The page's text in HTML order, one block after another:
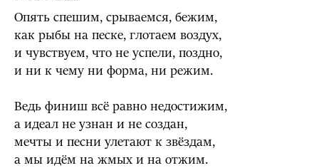
Опять спешим, срываемся, бежим,
как рыбы на песке, глотаем воздух,
и чувствуем, что не успели, поздно,
и ни к чему ни форма, ни режим.
Ведь финиш всё равно недостижим,
а идеал не узнан и не создан,
мечты и песни улетают к звёздам,
а мы идём на жмых и на отжим.